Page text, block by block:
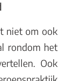
niet om ook
rondom het
Ook